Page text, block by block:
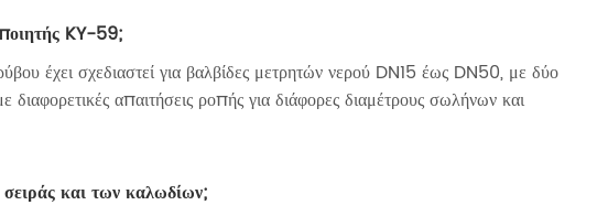
KY-59;
έχει σχεδιαστεί για βαλβίδες μετρητών νερού DN15 έως DN50, με δύο
διαφορετικές απαιτήσεις ροπής για διάφορες διαμέτρους σωλήνων και
και των καλωδίων;